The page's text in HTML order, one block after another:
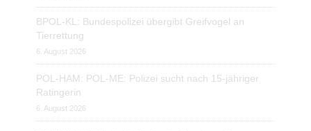
BPOL-KL: Bundespolizei übergibt Greifvogel an
Tierrettung
6. August 2026
POL-HAM: POL-ME: Polizei sucht nach 15-jähriger
Ratingerin
6. August 2026